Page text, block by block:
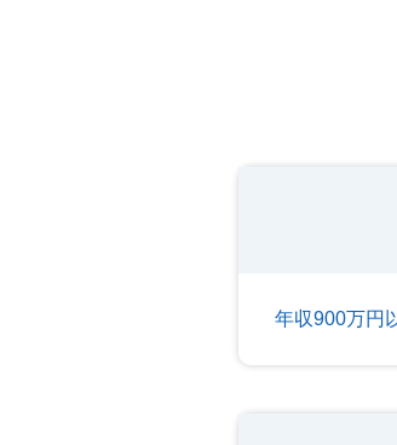
年収900万円